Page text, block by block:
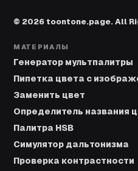
© 2026 toontone.page. All
МАТЕРИАЛЫ
Генератор мультпалитры
Пипетка цвета с
Заменить цвет
Определитель названия
Палитра HSB
Симулятор дальтонизма
Проверка контрастности